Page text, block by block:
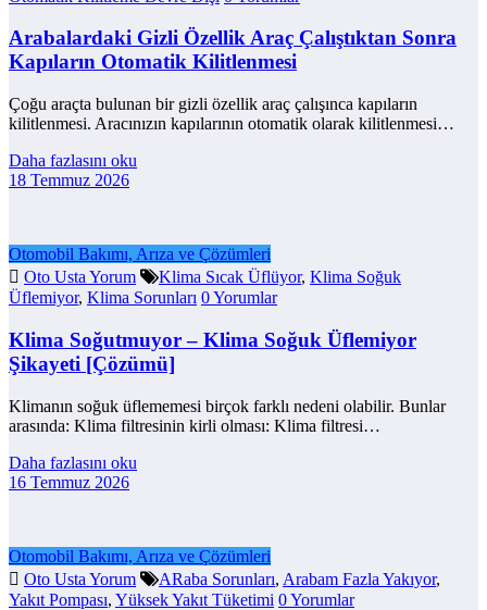
Arabalardaki Gizli Özellik Araç Çalıştıktan Sonra
Kapıların Otomatik Kilitlenmesi
Çoğu araçta bulunan bir gizli özellik araç çalışınca kapıların
kilitlenmesi. Aracınızın kapılarının otomatik olarak kilitlenmesi…
Daha fazlasını oku
18 Temmuz 2026
Otomobil Bakımı, Arıza ve Çözümleri
Oto Usta Yorum
Klima Sıcak Üflüyor, Klima Soğuk
Üflemiyor, Klima Sorunları 0 Yorumlar
Klima Soğutmuyor – Klima Soğuk Üflemiyor
Şikayeti [Çözümü]
Klimanın soğuk üflememesi birçok farklı nedeni olabilir. Bunlar
arasında: Klima filtresinin kirli olması: Klima filtresi…
Daha fazlasını oku
16 Temmuz 2026
Otomobil Bakımı, Arıza ve Çözümleri
Oto Usta Yorum
ARaba Sorunları, Arabam Fazla Yakıyor,
Yakıt Pompası, Yüksek Yakıt Tüketimi 0 Yorumlar